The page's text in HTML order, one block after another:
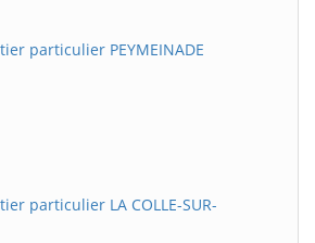
particulier PEYMEINADE
particulier LA COLLE-SUR-